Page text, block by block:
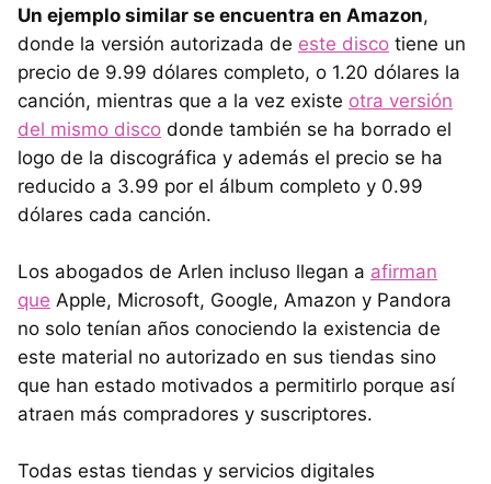
Un ejemplo similar se encuentra en Amazon,
donde la versión autorizada de este disco tiene un
precio de 9.99 dólares completo, o 1.20 dólares la
canción, mientras que a la vez existe otra versión
del mismo disco donde también se ha borrado el
logo de la discográfica y además el precio se ha
reducido a 3.99 por el álbum completo y 0.99
dólares cada canción.
Los abogados de Arlen incluso llegan a afirman
que Apple, Microsoft, Google, Amazon y Pandora
no solo tenían años conociendo la existencia de
este material no autorizado en sus tiendas sino
que han estado motivados a permitirlo porque así
atraen más compradores y suscriptores.
Todas estas tiendas y servicios digitales